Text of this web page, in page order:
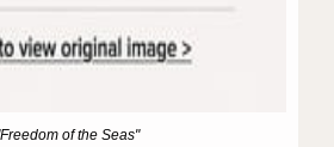
of the Seas"